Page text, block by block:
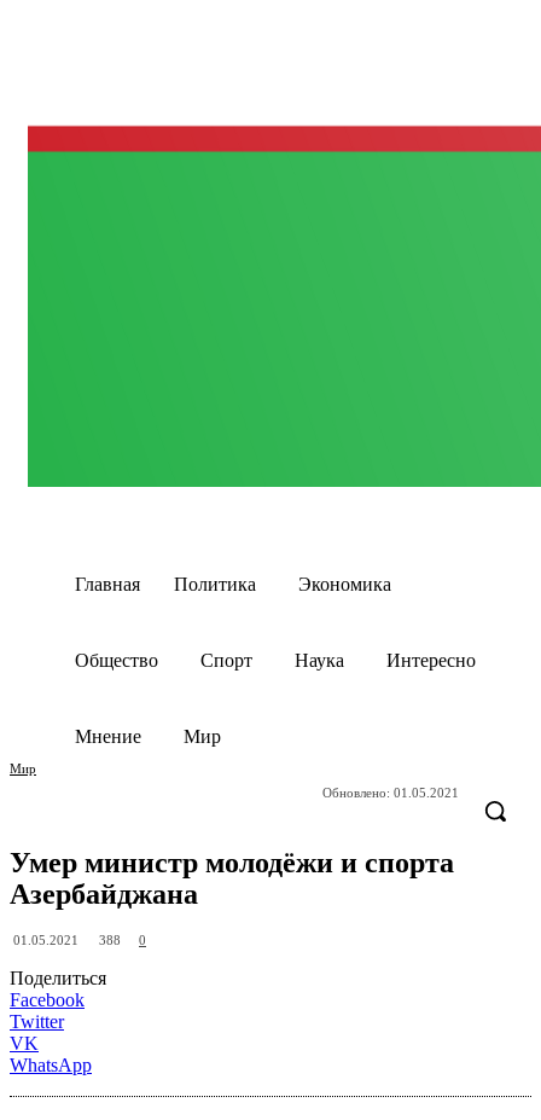
Главная Политика Экономика
Общество Спорт Наука Интересно
Мнение Мир
Мир
Обновлено: 01.05.2021
Умер министр молодёжи и спорта
Азербайджана
01.05.2021 388 0
Поделиться
Facebook
Twitter
VK
WhatsApp